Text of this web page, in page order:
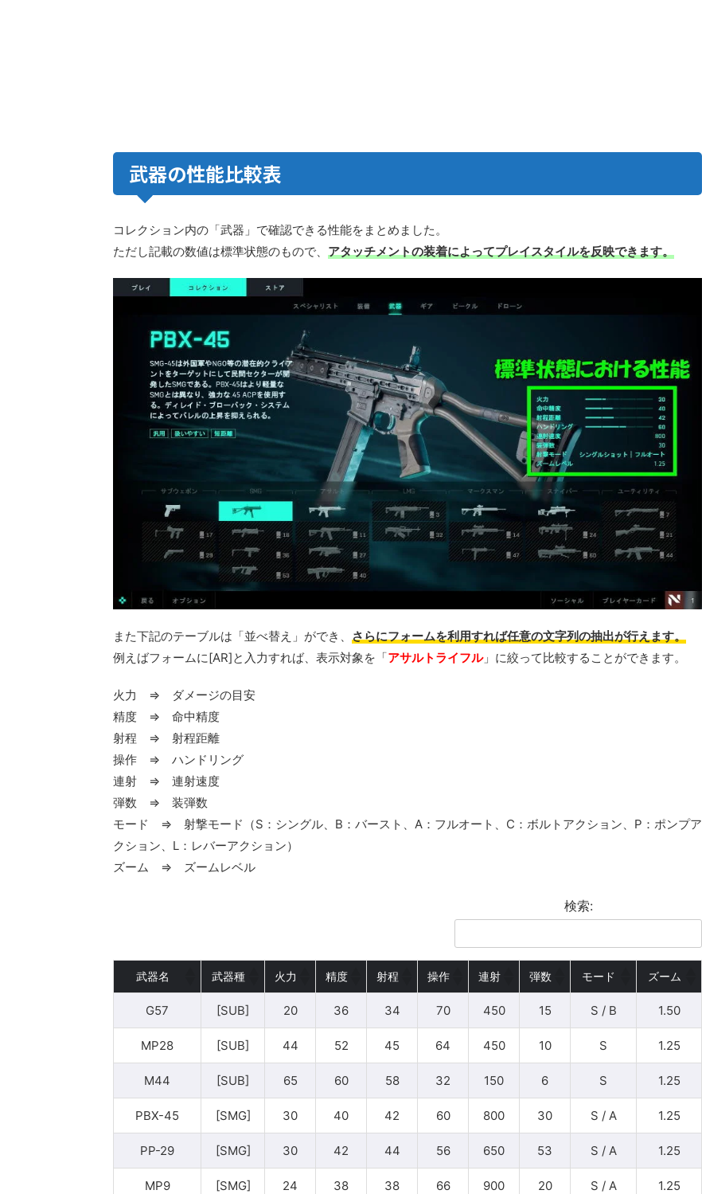
武器の性能比較表
コレクション内の「武器」で確認できる性能をまとめました。
ただし記載の数値は標準状態のもので、 アタッチメントの装着によってプレイスタイルを反映できます。
また下記のテーブルは「並べ替え」ができ、 さらにフォームを利用すれば任意の文字列の抽出が行えます。
例えばフォームに[AR]と入力すれば、表示対象を「アサルトライフル」に絞って比較することができます。
火力 ⇒ ダメージの目安
精度 ⇒ 命中精度
射程 ⇒ 射程距離
操作 ⇒ ハンドリング
連射 ⇒ 連射速度
弾数 ⇒ 装弾数
モード ⇒ 射撃モード（S：シングル、B：バースト、A：フルオート、C：ボルトアクション、P：ポンプア
クション、L：レバーアクション）
ズーム ⇒ ズームレベル
検索:
武器名 武器種 火力 精度 射程 操作 連射 弾数 モード ズーム
G57 [SUB] 20 36 34 70 450 15 S / B 1.50
MP28 [SUB] 44 52 45 64 450 10 S 1.25
M44 [SUB] 65 60 58 32 150 6 S 1.25
PBX-45 [SMG] 30 40 42 60 800 30 S / A 1.25
PP-29 [SMG] 30 42 44 56 650 53 S / A 1.25
MP9 [SMG] 24 38 38 66 900 20 S / A 1.25